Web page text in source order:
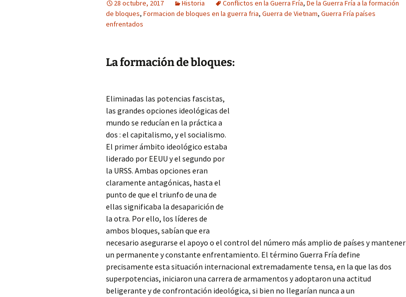
28 octubre, 2017 Historia Conflictos en la Guerra Fría, De la Guerra Fría a la formación
de bloques, Formacion de bloques en la guerra fria, Guerra de Vietnam, Guerra Fría países
enfrentados
La formación de bloques:
Eliminadas las potencias fascistas,
las grandes opciones ideológicas del
mundo se reducían en la práctica a
dos : el capitalismo, y el socialismo.
El primer ámbito ideológico estaba
liderado por EEUU y el segundo por
la URSS. Ambas opciones eran
claramente antagónicas, hasta el
punto de que el triunfo de una de
ellas significaba la desaparición de
la otra. Por ello, los líderes de
ambos bloques, sabían que era
necesario asegurarse el apoyo o el control del número más amplio de países y mantener
un permanente y constante enfrentamiento. El término Guerra Fría define
precisamente esta situación internacional extremadamente tensa, en la que las dos
superpotencias, iniciaron una carrera de armamentos y adoptaron una actitud
beligerante y de confrontación ideológica, si bien no llegarían nunca a un